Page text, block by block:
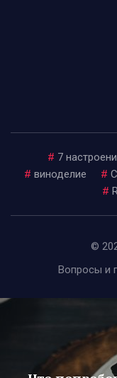
# 7
# виноделие #
#
©
Вопросы и